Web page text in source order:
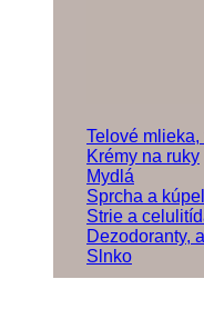
Telové
Krémy na ruky
Mydlá
Sprcha a
Strie a
Dezodoranty,
Slnko